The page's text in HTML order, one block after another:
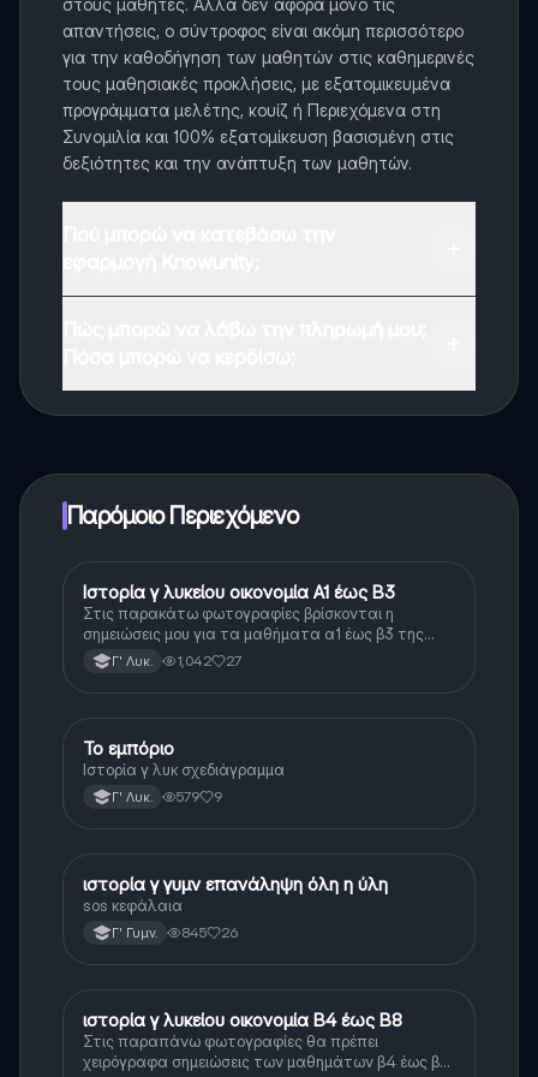
στους μαθητές. Αλλά δεν αφορά μόνο τις
απαντήσεις, ο σύντροφος είναι ακόμη περισσότερο
για την καθοδήγηση των μαθητών στις καθημερινές
τους μαθησιακές προκλήσεις, με εξατομικευμένα
προγράμματα μελέτης, κουίζ ή Περιεχόμενα στη
Συνομιλία και 100% εξατομίκευση βασισμένη στις
δεξιότητες και την ανάπτυξη των μαθητών.
Παρόμοιο Περιεχόμενο
Ιστορία
Ιστορία γ λυκείου οικονομία Α1 έως Β3
Στις παρακάτω φωτογραφίες βρίσκονται η
σημειώσεις μου για τα μαθήματα α1 έως β3 της
οικονομίας της ιστορίας κατεύθυνσης γ λυκείου οι
σημειώσεις αυτές είναι βασισμένες στον τρόπο που
Γ' Λυκ. 1,042 27
Ιστορία
Το εμπόριο
Ιστορία γ λυκ σχεδιάγραμμα
Γ' Λυκ. 579 9
Ιστορία
ιστορία γ γυμν επανάληψη όλη η ύλη
sos κεφάλαια
Γ' Γυμν. 845 26
Ιστορία
ιστορία γ λυκείου οικονομία Β4 έως Β8
Στις παραπάνω φωτογραφίες θα πρέπει
χειρόγραφα σημειώσεις των μαθημάτων β4 έως β8